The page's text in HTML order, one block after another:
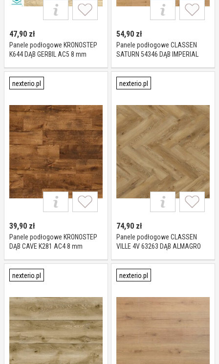
47,90 zł
Panele podłogowe KRONOSTEP
K644 DĄB GERBIL AC5 8 mm
54,90 zł
Panele podłogowe CLASSEN
SATURN 54346 DĄB IMPERIAL
nexterio.pl
39,90 zł
Panele podłogowe KRONOSTEP
DĄB CAVE K281 AC4 8 mm
nexterio.pl
74,90 zł
Panele podłogowe CLASSEN
VILLE 4V 63263 DĄB ALMAGRO
nexterio.pl nexterio.pl